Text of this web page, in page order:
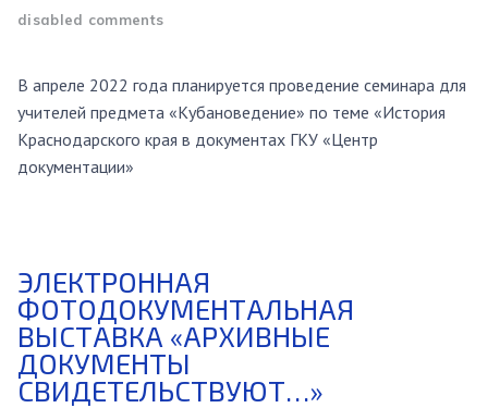
disabled comments
В апреле 2022 года планируется проведение семинара для
учителей предмета «Кубановедение» по теме «История
Краснодарского края в документах ГКУ «Центр
документации»
ЭЛЕКТРОННАЯ
ФОТОДОКУМЕНТАЛЬНАЯ
ВЫСТАВКА «АРХИВНЫЕ
ДОКУМЕНТЫ
СВИДЕТЕЛЬСТВУЮТ…»